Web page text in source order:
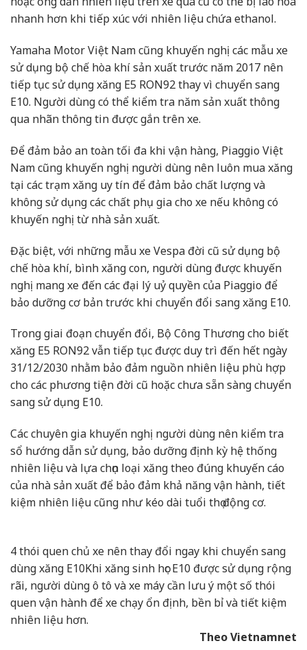
nhanh hơn khi tiếp xúc với nhiên liệu chứa ethanol.
Yamaha Motor Việt Nam cũng khuyến nghị các mẫu xe
sử dụng bộ chế hòa khí sản xuất trước năm 2017 nên
tiếp tục sử dụng xăng E5 RON92 thay vì chuyển sang
E10. Người dùng có thể kiểm tra năm sản xuất thông
qua nhãn thông tin được gắn trên xe.
Để đảm bảo an toàn tối đa khi vận hàng, Piaggio Việt
Nam cũng khuyến nghị người dùng nên luôn mua xăng
tại các trạm xăng uy tín để đảm bảo chất lượng và
không sử dụng các chất phụ gia cho xe nếu không có
khuyến nghị từ nhà sản xuất.
Đặc biệt, với những mẫu xe Vespa đời cũ sử dụng bộ
chế hòa khí, bình xăng con, người dùng được khuyến
nghị mang xe đến các đại lý uỷ quyền của Piaggio để
bảo dưỡng cơ bản trước khi chuyển đổi sang xăng E10.
Trong giai đoạn chuyển đổi, Bộ Công Thương cho biết
xăng E5 RON92 vẫn tiếp tục được duy trì đến hết ngày
31/12/2030 nhằm bảo đảm nguồn nhiên liệu phù hợp
cho các phương tiện đời cũ hoặc chưa sẵn sàng chuyển
sang sử dụng E10.
Các chuyên gia khuyến nghị người dùng nên kiểm tra
sổ hướng dẫn sử dụng, bảo dưỡng định kỳ hệ thống
nhiên liệu và lựa chọn loại xăng theo đúng khuyến cáo
của nhà sản xuất để bảo đảm khả năng vận hành, tiết
kiệm nhiên liệu cũng như kéo dài tuổi thọ động cơ.
4 thói quen chủ xe nên thay đổi ngay khi chuyển sang
dùng xăng E10Khi xăng sinh học E10 được sử dụng rộng
rãi, người dùng ô tô và xe máy cần lưu ý một số thói
quen vận hành để xe chạy ổn định, bền bỉ và tiết kiệm
nhiên liệu hơn.
Theo Vietnamnet